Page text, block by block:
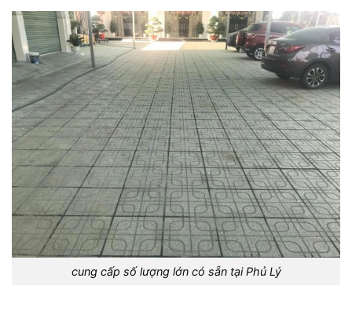
cung cấp số lượng lớn có sẵn tại Phủ Lý